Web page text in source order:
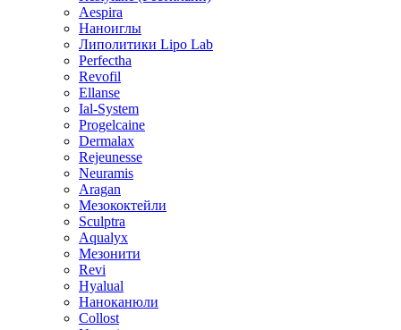
Restylane (Рестилайн)
Aespira
Наноиглы
Липолитики Lipo Lab
Perfectha
Revofil
Ellanse
Ial-System
Progelcaine
Dermalax
Rejeunesse
Neuramis
Aragan
Мезококтейли
Sculptra
Aqualyx
Мезонити
Revi
Hyalual
Наноканюли